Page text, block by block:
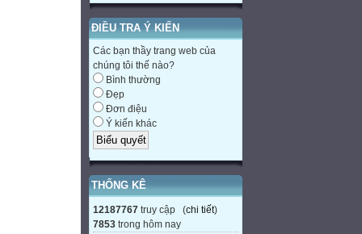
ĐIỀU TRA Ý KIẾN
Các bạn thầy trang web của
chúng tôi thế nào?
Bình thường
Đẹp
Đơn điệu
Ý kiến khác
THỐNG KÊ
12187767 truy cập (chi tiết)
7853 trong hôm nay